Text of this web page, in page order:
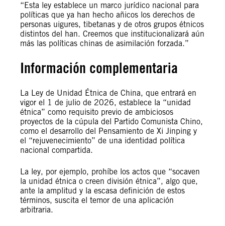
“Esta ley establece un marco jurídico nacional para
políticas que ya han hecho añicos los derechos de
personas uigures, tibetanas y de otros grupos étnicos
distintos del han. Creemos que institucionalizará aún
más las políticas chinas de asimilación forzada.”
Información complementaria
La Ley de Unidad Étnica de China, que entrará en
vigor el 1 de julio de 2026, establece la “unidad
étnica” como requisito previo de ambiciosos
proyectos de la cúpula del Partido Comunista Chino,
como el desarrollo del Pensamiento de Xi Jinping y
el “rejuvenecimiento” de una identidad política
nacional compartida.
La ley, por ejemplo, prohíbe los actos que “socaven
la unidad étnica o creen división étnica”, algo que,
ante la amplitud y la escasa definición de estos
términos, suscita el temor de una aplicación
arbitraria.